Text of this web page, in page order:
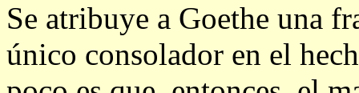
Se atribuye a Goethe una
único consolador en el